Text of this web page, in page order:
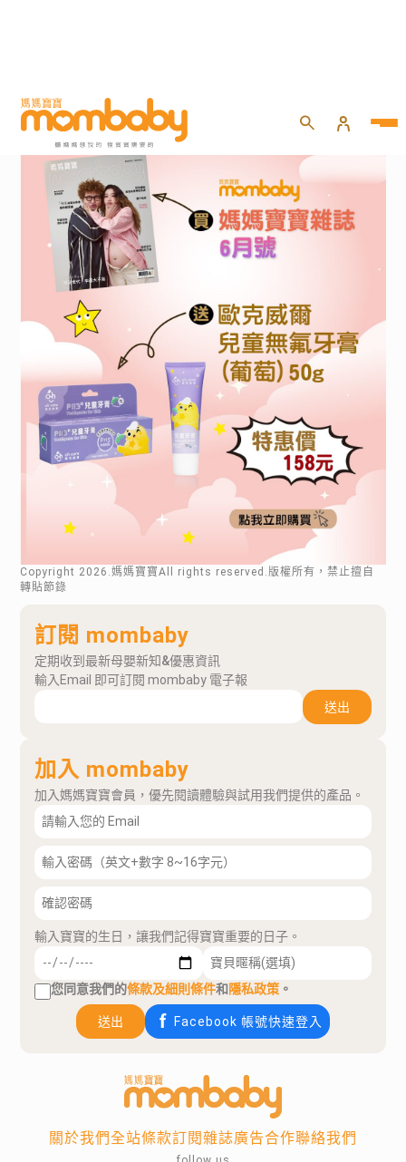
Copyright 2026 .媽媽寶寶All rights reserved.版權所有，禁止擅自
轉貼節錄
訂閱 mombaby
定期收到最新母嬰新知&優惠資訊
輸入Email 即可訂閱 mombaby 電子報
送出
加入 mombaby
加入媽媽寶寶會員，優先閱讀體驗與試用我們提供的產品。
輸入寶寶的生日，讓我們記得寶寶重要的日子。
您同意我們的條款及細則條件和隱私政策 。
送出 Facebook 帳號快速登入
關於我們全站條款訂閱雜誌廣告合作聯絡我們